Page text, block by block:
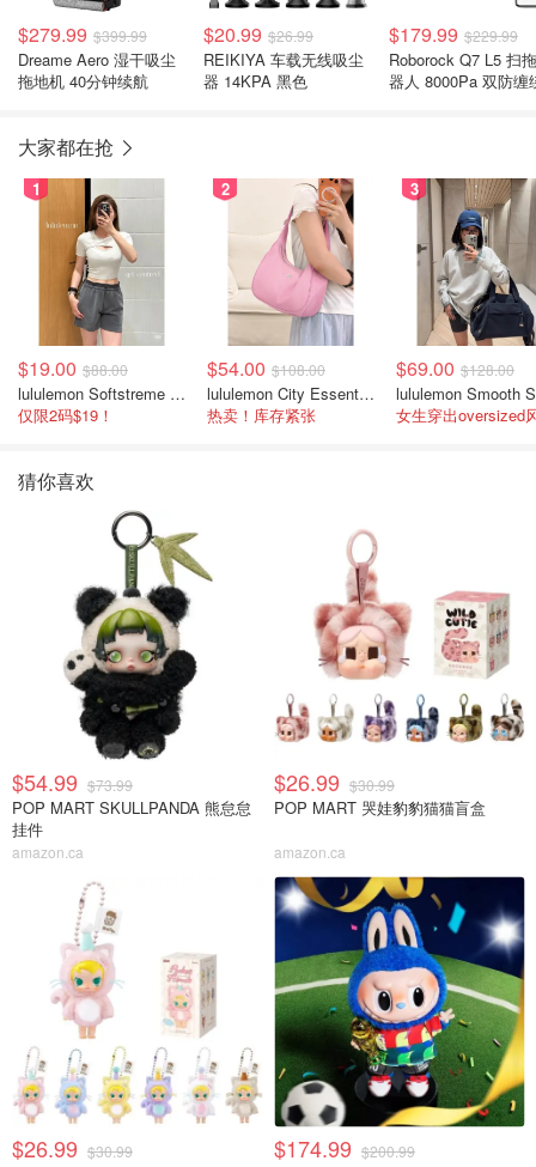
$279.99 $399.99
Dreame Aero 湿干吸尘
拖地机 40分钟续航
$20.99 $26.99
REIKIYA 车载无线吸尘
器 14KPA 黑色
$179.99 $229.99
Roborock Q7 L5 扫
器人 8000Pa 双防缠
大家都在抢
1
$19.00 $88.00
lululemon Softstreme 女士高腰短裤 10cm
仅限2码$19！
2
$54.00 $108.00
lululemon City Essentials 肩背包 4L
热卖！库存紧张
3
$69.00 $128.00
女生穿出oversized
猜你喜欢
$54.99 $73.99
POP MART SKULLPANDA 熊怠怠
挂件
amazon.ca
$26.99 $30.99
POP MART 哭娃豹豹猫猫盲盒
amazon.ca
$26.99 $30.99 $174.99 $200.99